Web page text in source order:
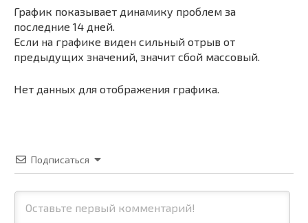
График показывает динамику проблем за
последние 14 дней.
Если на графике виден сильный отрыв от
предыдущих значений, значит сбой массовый.
Нет данных для отображения графика.
Подписаться